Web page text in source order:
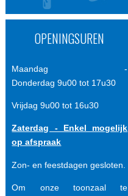
OPENINGSUREN
Maandag -
Donderdag 9u00 tot 17u30
Vrijdag 9u00 tot 16u30
Zaterdag - Enkel mogelijk
op afspraak
Zon- en feestdagen gesloten.
Om onze toonzaal te